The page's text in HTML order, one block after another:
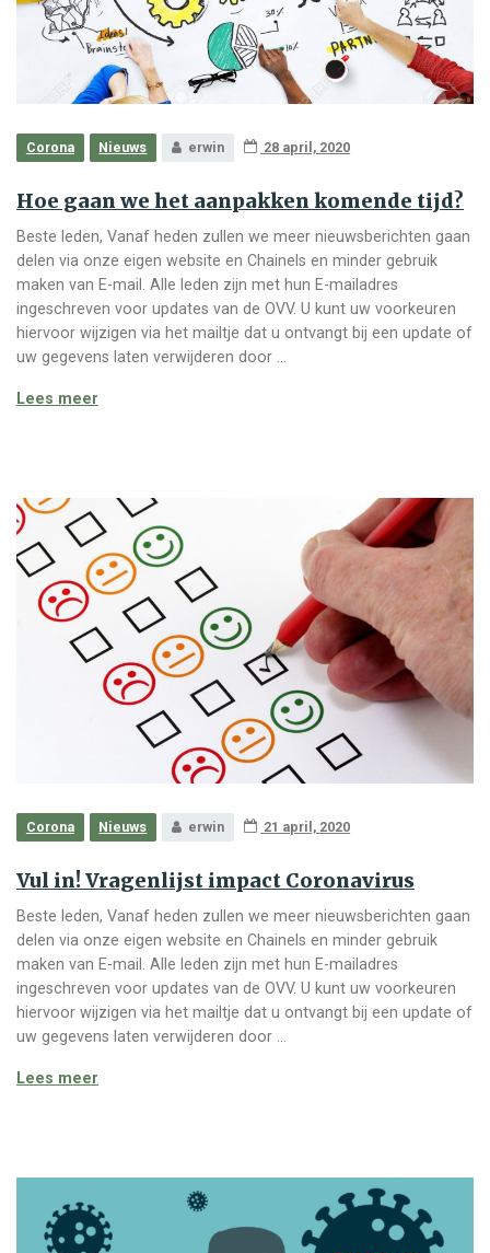
Corona Nieuws erwin 28 april, 2020
Hoe gaan we het aanpakken komende tijd?
Beste leden, Vanaf heden zullen we meer nieuwsberichten gaan
delen via onze eigen website en Chainels en minder gebruik
maken van E-mail. Alle leden zijn met hun E-mailadres
ingeschreven voor updates van de OVV. U kunt uw voorkeuren
hiervoor wijzigen via het mailtje dat u ontvangt bij een update of
uw gegevens laten verwijderen door …
Lees meer
Corona Nieuws erwin 21 april, 2020
Vul in! Vragenlijst impact Coronavirus
Beste leden, Vanaf heden zullen we meer nieuwsberichten gaan
delen via onze eigen website en Chainels en minder gebruik
maken van E-mail. Alle leden zijn met hun E-mailadres
ingeschreven voor updates van de OVV. U kunt uw voorkeuren
hiervoor wijzigen via het mailtje dat u ontvangt bij een update of
uw gegevens laten verwijderen door …
Lees meer